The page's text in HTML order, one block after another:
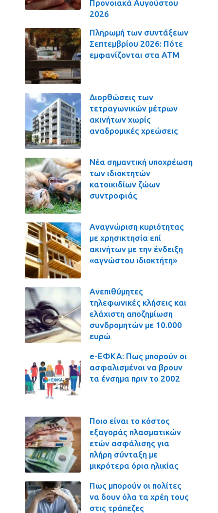
Προνοιακά Αυγούστου
2026
Πληρωμή των συντάξεων
Σεπτεμβρίου 2026: Πότε
εμφανίζονται στα ΑΤΜ
Διορθώσεις των
τετραγωνικών μέτρων
ακινήτων χωρίς
αναδρομικές χρεώσεις
Νέα σημαντική υποχρέωση
των ιδιοκτητών
κατοικιδίων ζώων
συντροφιάς
Αναγνώριση κυριότητας
με χρησικτησία επί
ακινήτων με την ένδειξη
«αγνώστου ιδιοκτήτη»
Ανεπιθύμητες
τηλεφωνικές κλήσεις και
ελάχιστη αποζημίωση
συνδρομητών με 10.000
ευρώ
e-ΕΦΚΑ: Πως μπορούν οι
ασφαλισμένοι να βρουν
τα ένσημα πριν το 2002
Ποιο είναι το κόστος
εξαγοράς πλασματικών
ετών ασφάλισης για
πλήρη σύνταξη με
μικρότερα όρια ηλικίας
Πως μπορούν οι πολίτες
να δουν όλα τα χρέη τους
στις τράπεζες